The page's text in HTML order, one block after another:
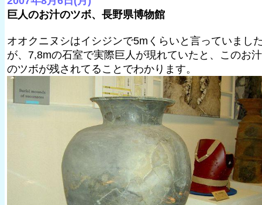
巨人のお汁のツボ、長野県博物館
オオクニヌシはイシジンで5mくらいと言っていまし
が、7,8mの石室で実際巨人が現れていたと、このお汁
のツボが残されてることでわかります。